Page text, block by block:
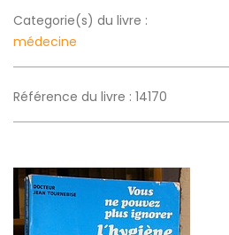
Categorie(s) du livre :
médecine
Référence du livre : 14170